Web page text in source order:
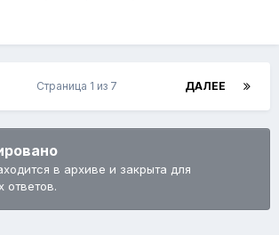
ДАЛЕЕ
Страница 1 из 7
в архиве и закрыта для
ответов.